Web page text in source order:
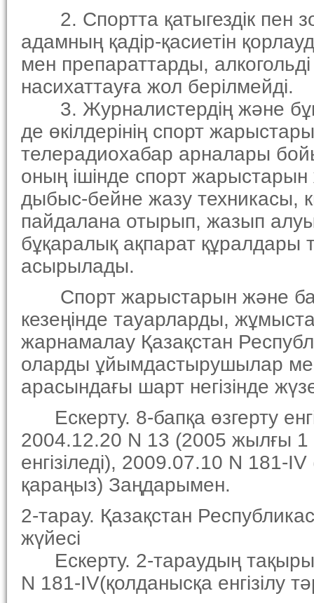
2. Спортта қатыгездiк пен
адамның қадiр-қасиетiн
мен препараттарды,
насихаттауға жол берiлмейдi.
3. Журналистердiң және
де өкiлдерiнiң спорт
телерадиохабар арналары
оның iшiнде спорт
дыбыс-бейне жазу техникасы,
пайдалана отырып, жазып
бұқаралық ақпарат құралдары
асырылады.
Спорт жарыстарын және
кезеңiнде тауарларды,
жарнамалау Қазақстан
оларды ұйымдастырушылар
арасындағы шарт негiзiнде
Ескерту. 8-бапқа өзгерту
2004.12.20 N 13 (2005 жылғы 1
енгiзiледi), 2009.07.10 N 181-
қараңыз) Заңдарымен.
2-тарау. Қазақстан
жүйесi
Ескерту. 2-тараудың
N 181-IV(қолданысқа енгiзiлу